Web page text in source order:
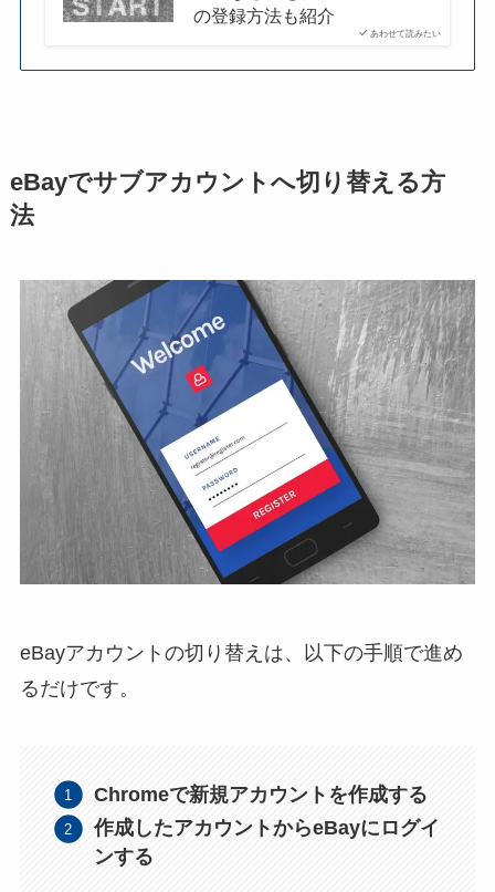
あわせて読みたい
の登録方法も紹介
eBayでサブアカウントへ切り替える方
法
eBayアカウントの切り替えは、以下の手順で進め
るだけです。
Chromeで新規アカウントを作成する
作成したアカウントからeBayにログイ
ンする